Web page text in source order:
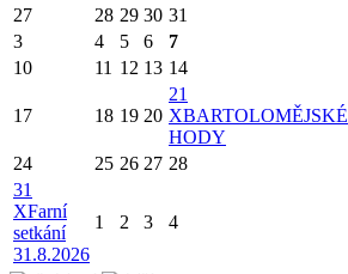
27
28 29 30 31
3
4 5 6 7
10
11 12 13 14
17 18 19 20
21
XBARTOLOMĚJSKÉ
HODY
24
25 26 27 28
31
XFarní
setkání
31.8.2026
1 2 3 4